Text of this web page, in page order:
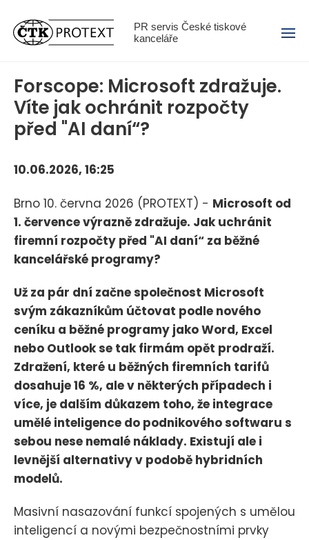
PR servis České tiskové
kanceláře
Menu
Forscope: Microsoft zdražuje.
Víte jak ochránit rozpočty
před "AI daní“?
10.06.2026, 16:25
Brno 10. června 2026 (PROTEXT) - Microsoft od
1. července výrazně zdražuje. Jak uchránit
firemní rozpočty před "AI daní“ za běžné
kancelářské programy?
Už za pár dní začne společnost Microsoft
svým zákazníkům účtovat podle nového
ceníku a běžné programy jako Word, Excel
nebo Outlook se tak firmám opět prodraží.
Zdražení, které u běžných firemních tarifů
dosahuje 16 %, ale v některých případech i
více, je dalším důkazem toho, že integrace
umělé inteligence do podnikového softwaru s
sebou nese nemalé náklady. Existují ale i
levnější alternativy v podobě hybridních
modelů.
Masivní nasazování funkcí spojených s umělou
inteligencí a novými bezpečnostními prvky